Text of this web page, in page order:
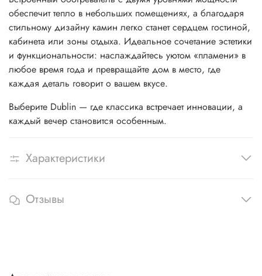
обеспечит тепло в небольших помещениях, а благодаря
стильному дизайну камин легко станет сердцем гостиной,
кабинета или зоны отдыха. Идеальное сочетание эстетики
и функциональности: наслаждайтесь уютом «пламени» в
любое время года и превращайте дом в место, где
каждая деталь говорит о вашем вкусе.
Выберите Dublin — где классика встречает инновации, а
каждый вечер становится особенным.
Характеристики
Отзывы